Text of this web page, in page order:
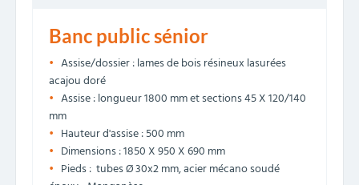
Banc public sénior
Assise/dossier : lames de bois résineux lasurées
acajou doré
Assise : longueur 1800 mm et sections 45 X 120/140
mm
Hauteur d'assise : 500 mm
Dimensions : 1850 X 950 X 690 mm
Pieds : tubes Ø 30x2 mm, acier mécano soudé